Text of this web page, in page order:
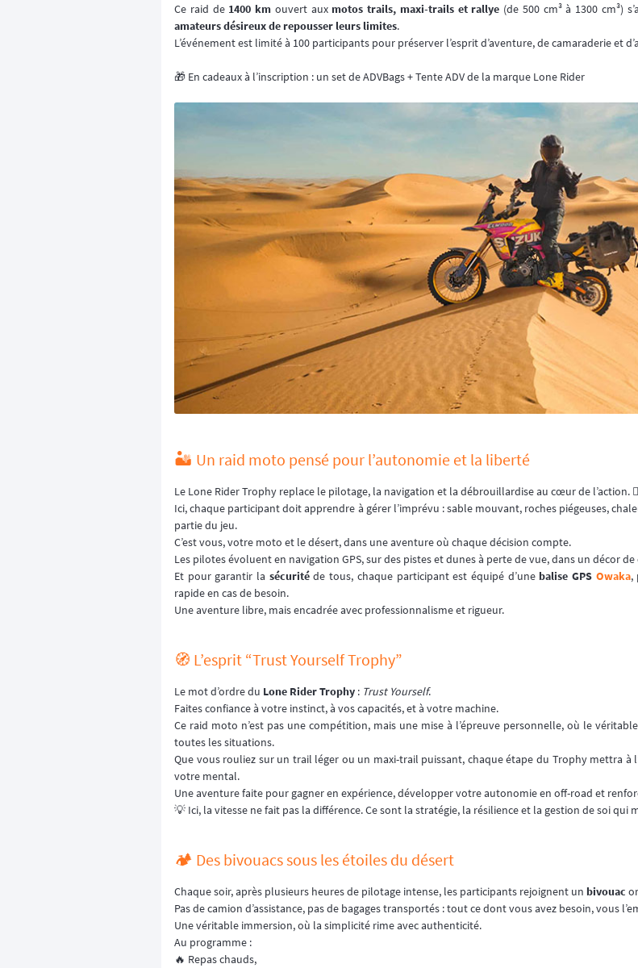
Ce raid de 1400 km ouvert aux motos trails, maxi-trails et rallye (de 500 cm³ à 1300 cm³)
amateurs désireux de repousser leurs limites.
L’événement est limité à 100 participants pour préserver l’esprit d’aventure, de camaraderie et
🎁 En cadeaux à l’inscription : un set de ADVBags + Tente ADV de la marque Lone Rider
🏜️ Un raid moto pensé pour l’autonomie et la liberté
Le Lone Rider Trophy replace le pilotage, la navigation et la débrouillardise au cœur de l’action.
Ici, chaque participant doit apprendre à gérer l’imprévu : sable mouvant, roches piégeuses,
partie du jeu.
C’est vous, votre moto et le désert, dans une aventure où chaque décision compte.
Les pilotes évoluent en navigation GPS, sur des pistes et dunes à perte de vue, dans un décor
Et pour garantir la sécuritéde tous, chaque participant est équipé d’une balise GPS Owaka,
rapide en cas de besoin.
Une aventure libre, mais encadrée avec professionnalisme et rigueur.
🧭 L’esprit “Trust Yourself Trophy”
Le mot d’ordre du Lone Rider Trophy : Trust Yourself.
Faites confiance à votre instinct, à vos capacités, et à votre machine.
Ce raid moto n’est pas une compétition, mais une mise à l’épreuve personnelle, où le
toutes les situations.
Que vous rouliez sur un trail léger ou un maxi-trail puissant, chaque étape du Trophy mettra à
votre mental.
Une aventure faite pour gagner en expérience, développer votre autonomie en off-road et
💡 Ici, la vitesse ne fait pas la différence. Ce sont la stratégie, la résilience et la gestion de soi qui
🏕️ Des bivouacs sous les étoiles du désert
Chaque soir, après plusieurs heures de pilotage intense, les participants rejoignent un bivouac
Pas de camion d’assistance, pas de bagages transportés : tout ce dont vous avez besoin, vous
Une véritable immersion, où la simplicité rime avec authenticité.
Au programme :
🔥 Repas chauds,